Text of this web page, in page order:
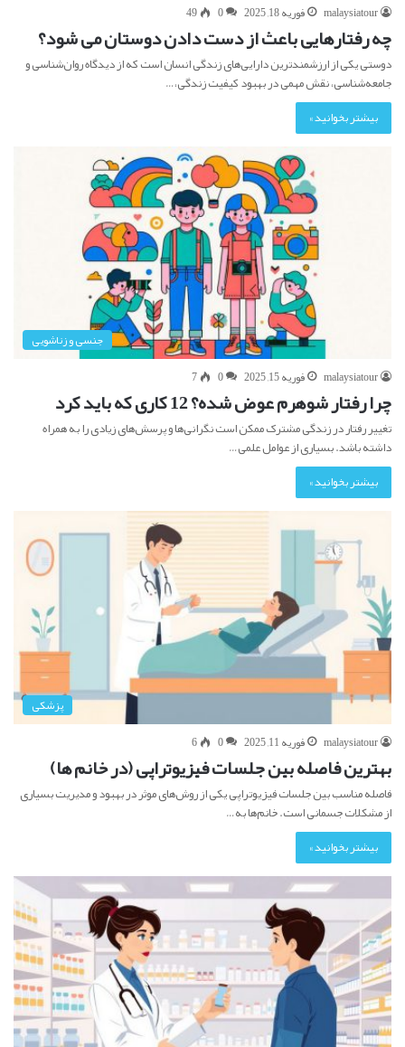
malaysiatour
فوریه 18, 2025 0
49
چه رفتارهایی باعث از دست دادن دوستان می شود؟
دوستی یکی از ارزشمندترین دارایی‌های زندگی انسان است که از دیدگاه روان‌شناسی و
جامعه‌شناسی، نقش مهمی در بهبود کیفیت زندگی،…
بیشتر بخوانید »
جنسی و زناشویی
malaysiatour
فوریه 15, 2025 0
7
چرا رفتار شوهرم عوض شده؟ 12 کاری که باید کرد
تغییر رفتار در زندگی مشترک ممکن است نگرانی‌ها و پرسش‌های زیادی را به همراه
داشته باشد. بسیاری از عوامل علمی…
بیشتر بخوانید »
پزشکی
malaysiatour
فوریه 11, 2025 0
6
بهترین فاصله بین جلسات فیزیوتراپی (در خانم ها)
فاصله مناسب بین جلسات فیزیوتراپی یکی از روش‌های موثر در بهبود و مدیریت بسیاری
از مشکلات جسمانی است. خانم‌ها به…
بیشتر بخوانید »